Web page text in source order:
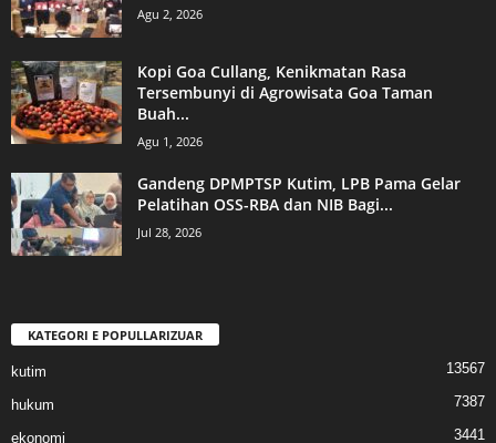
Agu 2, 2026
Kopi Goa Cullang, Kenikmatan Rasa
Tersembunyi di Agrowisata Goa Taman
Buah...
Agu 1, 2026
Gandeng DPMPTSP Kutim, LPB Pama Gelar
Pelatihan OSS-RBA dan NIB Bagi...
Jul 28, 2026
KATEGORI E POPULLARIZUAR
kutim 13567
hukum 7387
ekonomi 3441